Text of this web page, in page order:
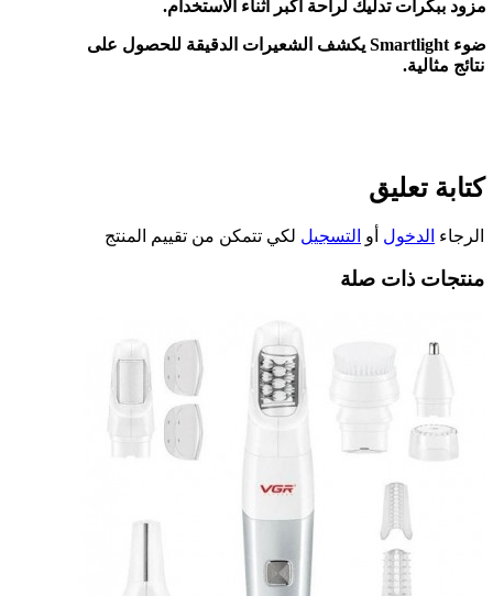
مزود ببكرات تدليك لراحة أكبر أثناء الاستخدام.
ضوء
يكشف الشعيرات الدقيقة للحصول على
نتائج مثالية.
كتابة تعليق
الرجاء الدخول أو التسجيل لكي تتمكن من تقييم المنتج
منتجات ذات صلة